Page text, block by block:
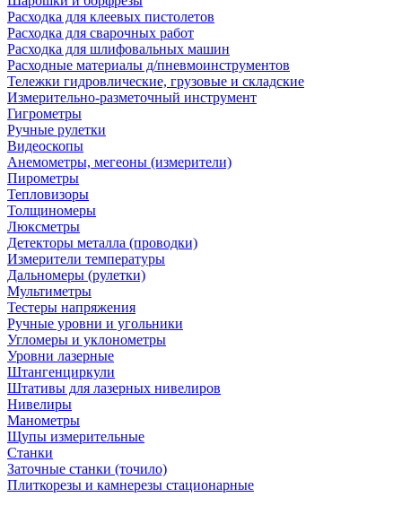
Расходка для клеевых пистолетов
Расходка для сварочных работ
Расходка для шлифовальных машин
Расходные материалы д/пневмоинструментов
Тележки гидровлические, грузовые и складские
Измерительно-разметочный инструмент
Гигрометры
Ручные рулетки
Видеоскопы
Анемометры, мегеоны (измерители)
Пирометры
Тепловизоры
Толщиномеры
Люксметры
Детекторы металла (проводки)
Измерители температуры
Дальномеры (рулетки)
Мультиметры
Тестеры напряжения
Ручные уровни и угольники
Угломеры и уклонометры
Уровни лазерные
Штангенциркули
Штативы для лазерных нивелиров
Нивелиры
Манометры
Щупы измерительные
Станки
Заточные станки (точило)
Плиткорезы и камнерезы стационарные